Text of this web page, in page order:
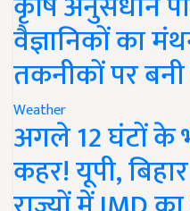
वैज्ञानिकों का
तकनीकों पर
Weather
अगले 12 घंटों के
कहर! यूपी,